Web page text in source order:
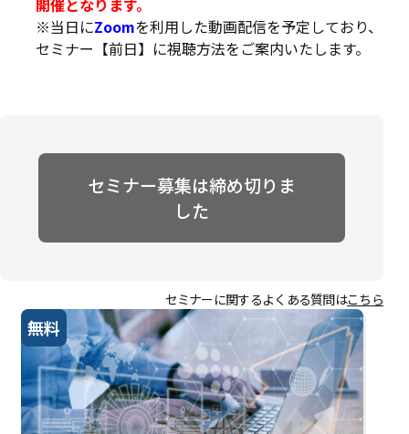
※当日にZoomを利用した動画配信を予定しており、
セミナー【前日】に視聴方法をご案内いたします。
セミナー募集は締め切りま
した
セミナーに関するよくある質問はこちら
無料